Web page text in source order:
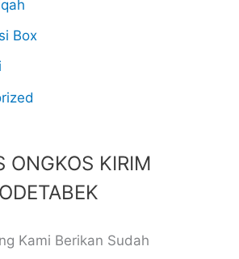
Box
ONGKOS KIRIM
Kami Berikan Sudah